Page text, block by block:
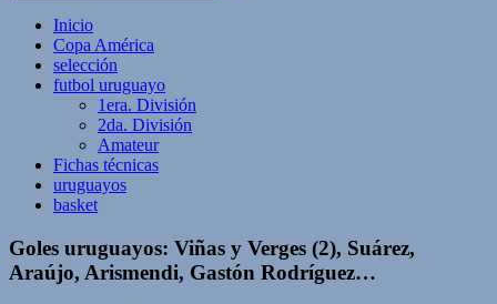
Inicio
Copa América
selección
futbol uruguayo
1era. División
2da. División
Amateur
Fichas técnicas
uruguayos
basket
Goles uruguayos: Viñas y Verges (2), Suárez,
Araújo, Arismendi, Gastón Rodríguez…